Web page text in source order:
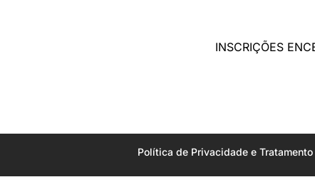
INSCRIÇÕES
Política de Privacidade e